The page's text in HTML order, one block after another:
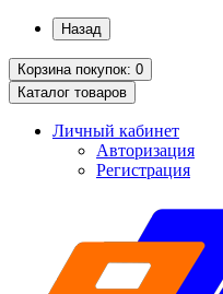
Назад
Корзинапокупок: 0
Каталог товаров
Личный кабинет
Авторизация
Регистрация